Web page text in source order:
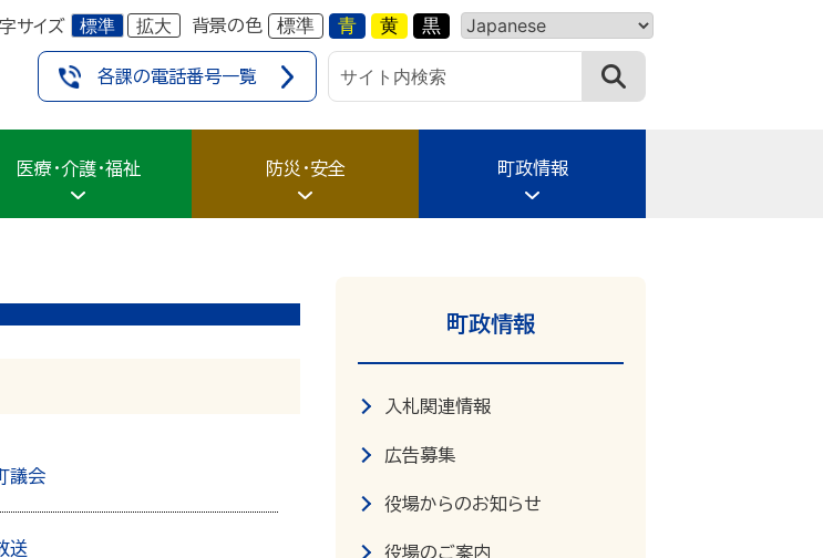
サイズ 標準 拡大 背景の色 標準 青 黄 黒
各課の電話番号一覧
医療・介護・福祉 防災・安全 町政情報
議会
送
町政情報
入札関連情報
広告募集
役場からのお知らせ
役場のご案内